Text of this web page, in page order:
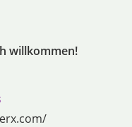
willkommen!